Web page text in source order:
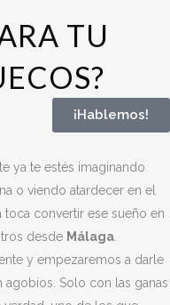
TU
¡Hablemos!
ya te estés imaginando
o viendo atardecer en el
toca convertir ese sueño en
desde Málaga
y empezaremos a darle
agobios. Solo con las ganas